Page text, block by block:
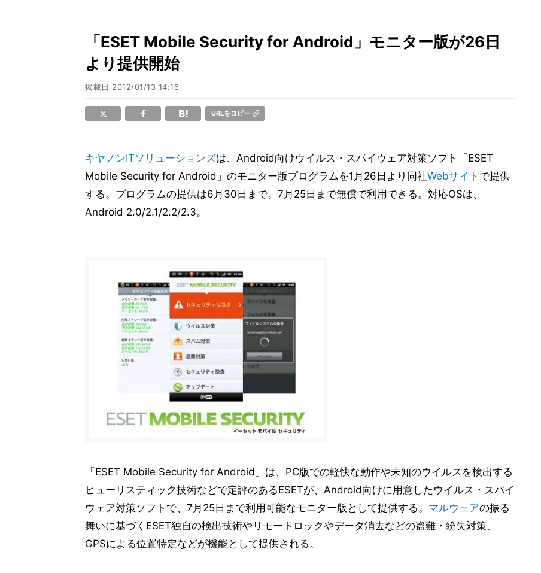
「ESET Mobile Security for Android」モニター版が26日
より提供開始
掲載日 2012/01/13 14:16
URLをコピー
キヤノンITソリューションズは、Android向けウイルス・スパイウェア対策ソフト「ESET
Mobile Security for Android」のモニター版プログラムを1月26日より同社Webサイト で提供
する。プログラムの提供は6月30日まで。7月25日まで無償で利用できる。対応OSは、
Android 2.0/2.1/2.2/2.3。
「ESET Mobile Security for Android」は、PC版での軽快な動作や未知のウイルスを検出する
ヒューリスティック技術などで定評のあるESETが、Android向けに用意したウイルス・スパイ
ウェア対策ソフトで、7月25日まで利用可能なモニター版として提供する。 マルウェアの振る
舞いに基づくESET独自の検出技術やリモートロックやデータ消去などの盗難・紛失対策、
GPSによる位置特定などが機能として提供される。